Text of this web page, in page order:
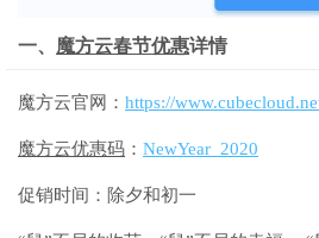
一、 魔方云春节优惠详情
魔方云官网： https://
魔方云优惠码 ： NewYear_2020
促销时间：除夕和初一